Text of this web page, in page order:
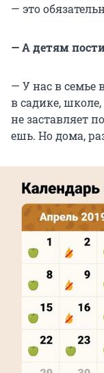
— это
— А детям
— У нас в семье
в садике,
не заставляет
ешь. Но дома,